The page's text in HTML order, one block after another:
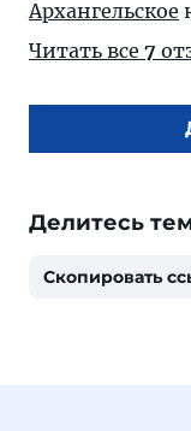
Архангельское
Читать все 7
Делитесь
Скопировать